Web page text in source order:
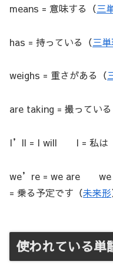
means = 意味する（三
has = 持っている（三
weighs = 重さがある（
are taking = 撮ってい
I’ll = I will I = 私は
we’re = we are we
= 乗る予定です（未来形
使われている単